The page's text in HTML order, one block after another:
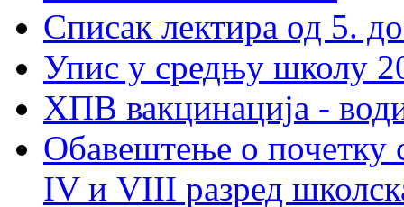
Списак лектира од 5.
Упис у средњу школу
ХПВ вакцинација -
Обавештење о почетку
IV и VIII разред